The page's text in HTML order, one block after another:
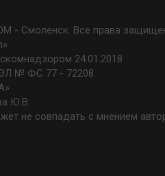
- Смоленск. Все права
24.01.2018
№ ФС 77 - 72208
Ю.В.
не совпадать с мнением